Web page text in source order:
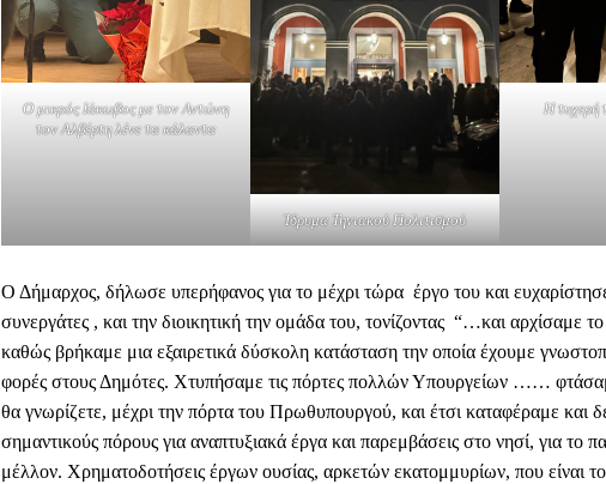
Ο μικρός Ιάκωβος με τον Αντώνη
τον Αλβέρτη λένε τα κάλαντα
Ίδρυμα Τηνιακού Πολιτισμού
Η τυχερή
Ο Δήμαρχος, δήλωσε υπερήφανος για το μέχρι τώρα έργο του και
συνεργάτες , και την διοικητική την ομάδα του, τονίζοντας “…και αρχίσαμε
καθώς βρήκαμε μια εξαιρετικά δύσκολη κατάσταση την οποία έχουμε
φορές στους Δημότες. Χτυπήσαμε τις πόρτες πολλών Υπουργείων ……
θα γνωρίζετε, μέχρι την πόρτα του Πρωθυπουργού, και έτσι καταφέραμε και
σημαντικούς πόρους για αναπτυξιακά έργα και παρεμβάσεις στο νησί, για το
μέλλον. Χρηματοδοτήσεις έργων ουσίας, αρκετών εκατομμυρίων, που είναι